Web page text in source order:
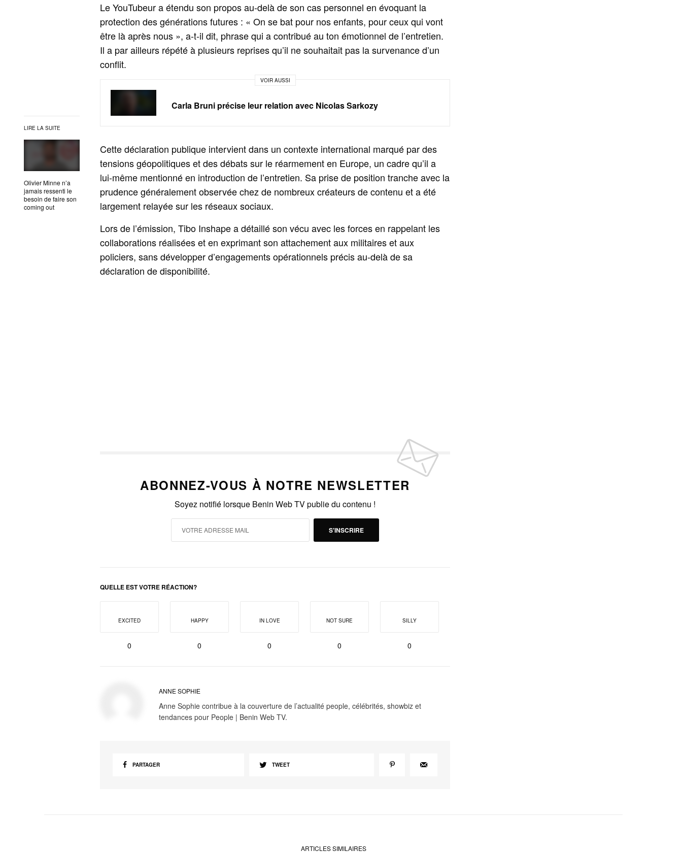
LIRE LA SUITE
Olivier Minne n’a
jamais ressenti le
besoin de faire son
coming out
Le YouTubeur a étendu son propos au-delà de son cas personnel en évoquant la
protection des générations futures : « On se bat pour nos enfants, pour ceux qui vont
être là après nous », a-t-il dit, phrase qui a contribué au ton émotionnel de l’entretien.
Il a par ailleurs répété à plusieurs reprises qu’il ne souhaitait pas la survenance d’un
conflit.
VOIR AUSSI
Carla Bruni précise leur relation avec Nicolas Sarkozy
Cette déclaration publique intervient dans un contexte international marqué par des
tensions géopolitiques et des débats sur le réarmement en Europe, un cadre qu’il a
lui-même mentionné en introduction de l’entretien. Sa prise de position tranche avec la
prudence généralement observée chez de nombreux créateurs de contenu et a été
largement relayée sur les réseaux sociaux.
Lors de l’émission, Tibo Inshape a détaillé son vécu avec les forces en rappelant les
collaborations réalisées et en exprimant son attachement aux militaires et aux
policiers, sans développer d’engagements opérationnels précis au-delà de sa
déclaration de disponibilité.
ABONNEZ-VOUS À NOTRE NEWSLETTER
Soyez notifié lorsque Benin Web TV publie du contenu !
S'INSCRIRE
QUELLE EST VOTRE RÉACTION?
EXCITED
0
HAPPY
0
IN LOVE
0
NOT SURE
0
SILLY
0
ANNE SOPHIE
Anne Sophie contribue à la couverture de l’actualité people, célébrités, showbiz et
tendances pour People | Benin Web TV.
PARTAGER TWEET
ARTICLES SIMILAIRES